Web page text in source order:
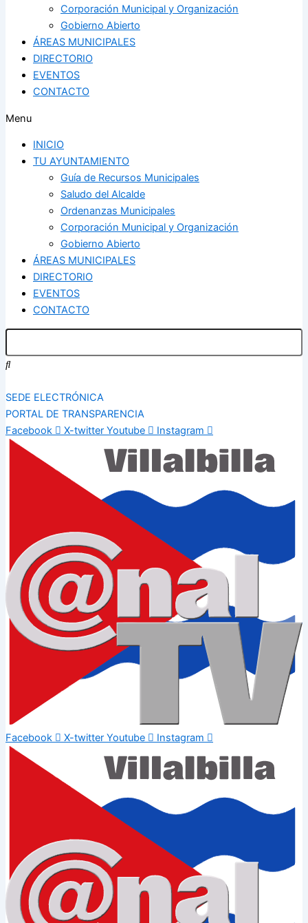
Corporación Municipal y Organización
Gobierno Abierto
ÁREAS MUNICIPALES
DIRECTORIO
EVENTOS
CONTACTO
Menu
INICIO
TU AYUNTAMIENTO
Guía de Recursos Municipales
Saludo del Alcalde
Ordenanzas Municipales
Corporación Municipal y Organización
Gobierno Abierto
ÁREAS MUNICIPALES
DIRECTORIO
EVENTOS
CONTACTO
SEDE ELECTRÓNICA
PORTAL DE TRANSPARENCIA
Facebook
X-twitter Youtube Instagram
Facebook X-twitter Youtube Instagram